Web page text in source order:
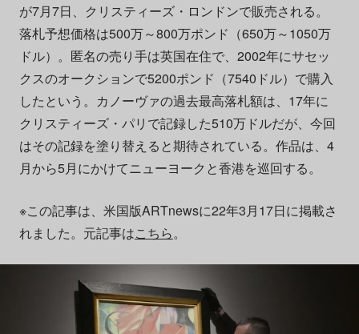
が7月7日、クリスティーズ・ロンドンで販売される。
落札予想価格は500万～800万ポンド（650万～1050万
ドル）。匿名の売り手は英国在住で、2002年にサセッ
クスのオークションで5200ポンド（7540ドル）で購入
したという。カノーヴァの過去最高落札額は、17年に
クリスティーズ・パリで記録した510万ドルだが、今回
はその記録を塗り替えると期待されている。作品は、4
月から5月にかけてニューヨークと香港を巡回する。
※この記事は、米国版ARTnewsに22年3月17日に掲載さ
れました。元記事はこちら。